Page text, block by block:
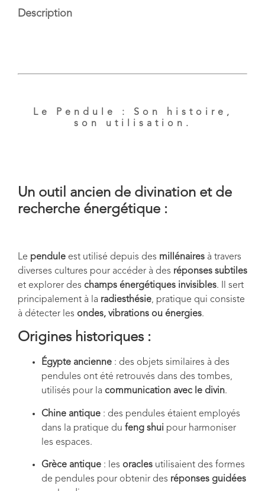
Description
Le Pendule : Son histoire,
son utilisation.
Un outil ancien de divination et de
recherche énergétique :
Le pendule est utilisé depuis des millénaires à travers
diverses cultures pour accéder à des réponses subtiles
et explorer des champs énergétiques invisibles. Il sert
principalement à la radiesthésie, pratique qui consiste
à détecter les ondes, vibrations ou énergies.
Origines historiques :
Égypte ancienne : des objets similaires à des
pendules ont été retrouvés dans des tombes,
utilisés pour la communication avec le divin.
Chine antique : des pendules étaient employés
dans la pratique du feng shui pour harmoniser
les espaces.
Grèce antique : les oracles utilisaient des formes
de pendules pour obtenir des réponses guidées